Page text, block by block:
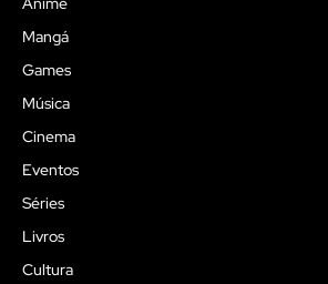
Mangá
Games
Música
Cinema
Eventos
Séries
Livros
Cultura